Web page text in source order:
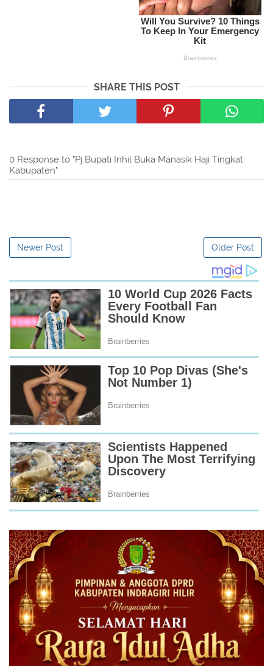
SHARE THIS POST
0 Response to "Pj Bupati Inhil Buka Manasik Haji Tingkat
Kabupaten"
Newer Post Older Post